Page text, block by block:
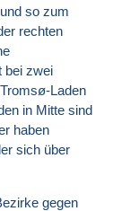
so zum
rechten
bei zwei
Laden
in Mitte sind
haben
sich über
gegen